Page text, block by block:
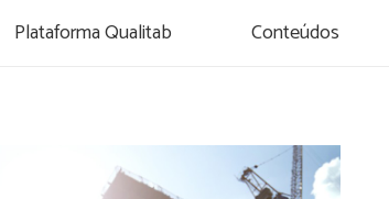
Plataforma Qualitab Conteúdos